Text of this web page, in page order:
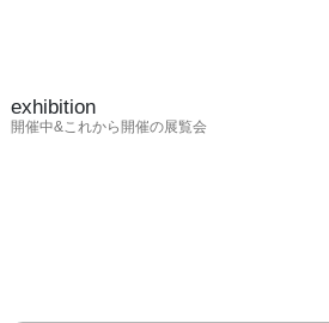
exhibition
開催中&これから開催の展覧会